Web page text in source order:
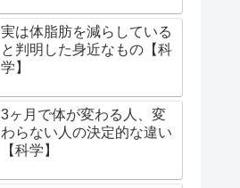
実は体脂肪を減らしている
と判明した身近なもの【科
学】
3ヶ月で体が変わる人、変
わらない人の決定的な違い
【科学】